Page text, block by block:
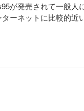
が発売されて一般
ーネットに比較的近